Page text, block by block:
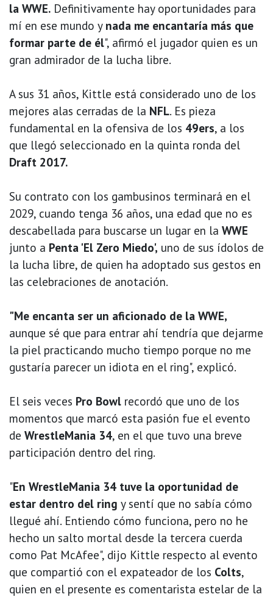
la WWE. Definitivamente hay oportunidades para
mí en ese mundo y nada me encantaría más que
formar parte de él", afirmó el jugador quien es un
gran admirador de la lucha libre.
A sus 31 años, Kittle está considerado uno de los
mejores alas cerradas de la NFL. Es pieza
fundamental en la ofensiva de los 49ers, a los
que llegó seleccionado en la quinta ronda del
Draft 2017.
Su contrato con los gambusinos terminará en el
2029, cuando tenga 36 años, una edad que no es
descabellada para buscarse un lugar en la WWE
junto a Penta 'El Zero Miedo', uno de sus ídolos de
la lucha libre, de quien ha adoptado sus gestos en
las celebraciones de anotación.
"Me encanta ser un aficionado de la WWE,
aunque sé que para entrar ahí tendría que dejarme
la piel practicando mucho tiempo porque no me
gustaría parecer un idiota en el ring", explicó.
El seis veces Pro Bowl recordó que uno de los
momentos que marcó esta pasión fue el evento
de WrestleMania 34, en el que tuvo una breve
participación dentro del ring.
"En WrestleMania 34 tuve la oportunidad de
estar dentro del ring y sentí que no sabía cómo
llegué ahí. Entiendo cómo funciona, pero no he
hecho un salto mortal desde la tercera cuerda
como Pat McAfee", dijo Kittle respecto al evento
que compartió con el expateador de los Colts,
quien en el presente es comentarista estelar de la